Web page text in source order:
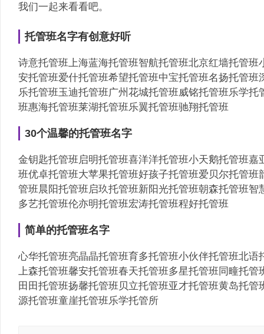
我们一起来看看吧。
托管班名字有创意好听
诗意托管班上海蓝海托管班智航托管班北京红墙托管
安托管班爱什托管班希望托管班中宝托管班名扬托管
乐托管班玉迪托管班广州花城托管班威铭托管班乐学
班惠海托管班莱湖托管班乐翼托管班驰翔托管班
30个温馨的托管班名字
金钥匙托管班启明托管班喜洋洋托管班小天鹅托管班
班优卓托管班大苹果托管班好孩子托管班爱贝尔托管
管班晨阳托管班启玖托管班新阳光托管班朝森托管班
多艺托管班伦亦明托管班宏涛托管班程好托管班
简单的托管班名字
心华托管班亮晶晶托管班育多托管班小伙伴托管班北
上森托管班馨安托管班春天托管班多星托管班同疃托
田田托管班扬馨托管班贝立托管班亚才托管班黄岛托
源托管班童崖托管班乐学托管所